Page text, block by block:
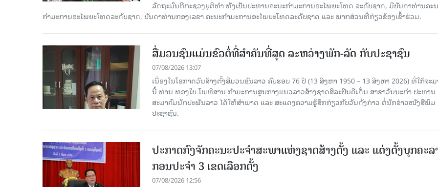
ລັດຖະມົນຕີກະຊວງຍຸຕິທຳ ທັງເປັນປະທານຄະນະກຳມະການອະໄພຍະໂທດ ລະດັບຊາດ, ມີບັນດາທ່ານຄະ
ກໍາມະການອະໄພຍະໂທດລະດັບຊາດ, ບັນດາທ່ານກອງເລຂາ ຄະນະກຳມະການອະໄພຍະໂທດລະດັບຊາດ ແລະ ພາກສ່ວນທີ່ກ່ຽວຂ້ອງເຂົ້າຮ່ວມ.
ສື່ມວນຊົນແມ່ນຂົວຕໍ່ທີ່ສໍາຄັນທີ່ສຸດ ລະຫວ່າງພັກ-ລັດ ກັບປະຊາຊົນ
07/08/2026 13:07
ເນື່ອງໃນໂອກາດວັນສ້າງຕັ້ງສື່ມວນຊົນລາວ ຄົບຮອບ 76 ປີ (13 ສິງຫາ 1950 – 13 ສິງຫາ 2026) ທີ່ໃກ້ຈະມ
ນີ້ ທ່ານ ທອງໃບ ໂພທິສານ ກໍາມະການສູນກາງແນວລາວສ້າງຊາດສິລະປິນດີເດັ່ນ ສາຂາວັນນະກໍາ ປະທານ
ສະມາຄົມນັກປະພັນລາວ ໄດ້ໃຫ້ສໍາພາດ ແລະ ສະແດງຄວາມຮູ້ສຶກກ່ຽວກັບວັນດັ່ງກ່າວ ຕໍ່ນັກຂ່າວໜັງສືພິມ
ປະຊາຊົນ.
ປະກາດກົງຈັກຄະນະປະຈໍາສະພາແຫ່ງຊາດສ້າງຕັ້ງ ແລະ ແຕ່ງຕັ້ງບຸກຄະລ
ກອນປະຈໍາ 3 ເຂດເລືອກຕັ້ງ
07/08/2026 12:56